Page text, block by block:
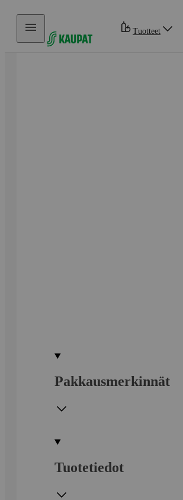
Hyppää sisältöön
Tuotteet
Pakkausmerkinnät
Tuotetiedot